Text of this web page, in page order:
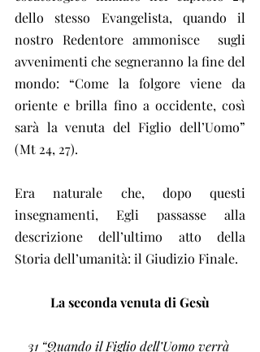
dello stesso Evangelista, quando il
nostro Redentore ammonisce  sugli
avvenimenti che segneranno la fine del
mondo: “Come la folgore viene da
oriente e brilla fino a occidente, così
sarà la venuta del Figlio dell’Uomo”
(Mt 24, 27).
Era naturale che, dopo questi
insegnamenti, Egli passasse alla
descrizione dell’ultimo atto della
Storia dell’umanità: il Giudizio Finale.
La seconda venuta di Gesù
31 “Quando il Figlio dell’Uomo verrà